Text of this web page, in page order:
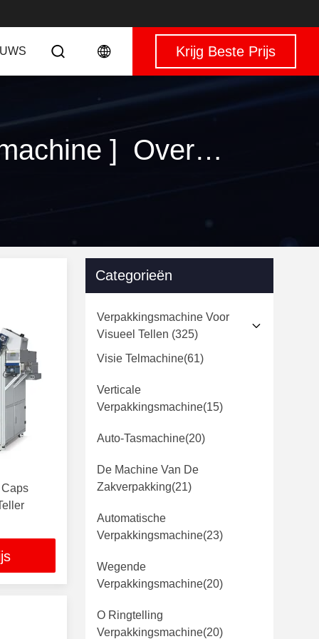
Krijg Beste Prijs
Sleutelwoorden [ plastic parts caps package machine ] Overeenkomst 32 producten
Categorieën
Verpakkingsmachine Voor
Visueel Tellen (325)
Visie Telmachine(61)
Verticale
Verpakkingsmachine(15)
Auto-Tasmachine(20)
De Machine Van De
Zakverpakking(21)
Automatische
Verpakkingsmachine(23)
Wegende
Verpakkingsmachine(20)
O Ringtelling
Verpakkingsmachine(20)